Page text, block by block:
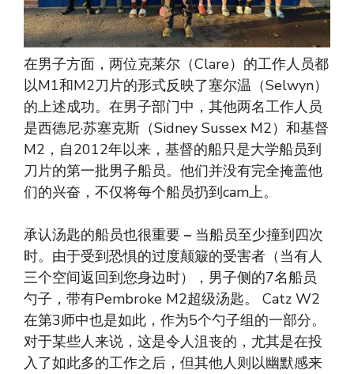
在男子方面，两位克莱尔（Clare）的工作人员都
以M1和M2刀片的形式反映了塞尔温（Selwyn）
的上述成功。在男子部门中，其他两名工作人员
是西德尼·苏塞克斯（Sidney Sussex M2）和基督
M2，自2012年以来，基督的船只是大学船员到
刀片的第一批男子船员。他们并没有完全掩盖他
们的兴奋，不仅将每个船员扔到cam上。
承认汤匙的船员也很重要 – 当船员至少撞到四次
时。由于受到恐惧的过度颠簸的受害者（当有人
三个空间返回到您身边时），男子侧的7名船员
勺子，带有Pembroke M2超级汤匙。 Catz W2
在第3师中也是如此，作为5个勺子组的一部分。
对于某些人来说，这是令人沮丧的，尤其是在投
入了如此多的工作之后，但其他人则以幽默感来